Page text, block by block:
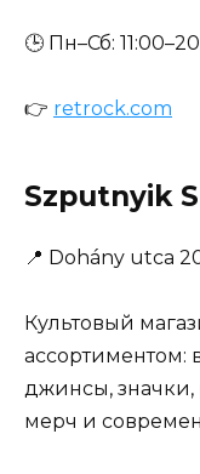
🕒 Пн–Сб:
👉 retrock.com
Szputnyik
📍 Dohány utca
Культовый
ассортиментом:
джинсы, значки,
мерч и